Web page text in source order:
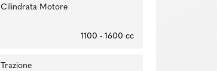
Cilindrata Motore
1100 - 1600 cc
Trazione